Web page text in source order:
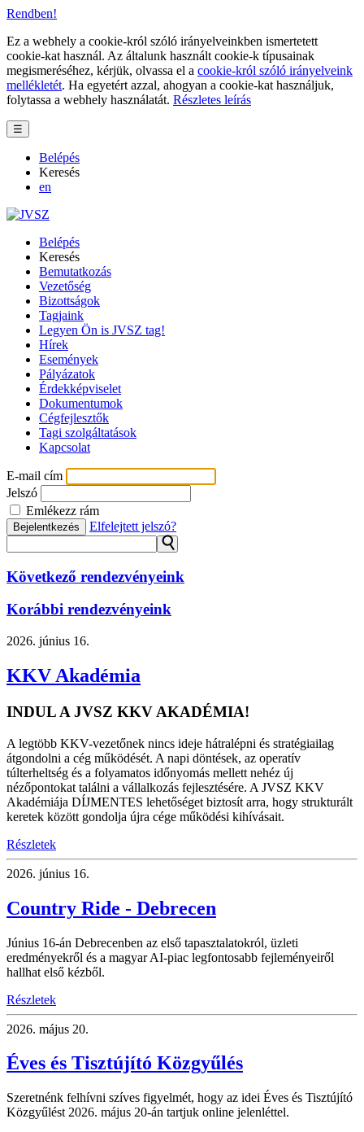
Rendben!
Ez a webhely a cookie-król szóló irányelveinkben ismertetett
cookie-kat használ. Az általunk használt cookie-k típusainak
megismeréséhez, kérjük, olvassa el a cookie-król szóló irányelveink
mellékletét. Ha egyetért azzal, ahogyan a cookie-kat használjuk,
folytassa a webhely használatát. Részletes leírás
☰
Belépés
Keresés
en
Belépés
Keresés
Bemutatkozás
Vezetőség
Bizottságok
Tagjaink
Legyen Ön is JVSZ tag!
Hírek
Események
Pályázatok
Érdekképviselet
Dokumentumok
Cégfejlesztők
Tagi szolgáltatások
Kapcsolat
E-mail cím
Jelszó
Emlékezz rám
Bejelentkezés Elfelejtett jelszó?
⚲
Következő rendezvényeink
Korábbi rendezvényeink
2026. június 16.
KKV Akadémia
INDUL A JVSZ KKV AKADÉMIA!
A legtöbb KKV-vezetőnek nincs ideje hátralépni és stratégiailag
átgondolni a cég működését. A napi döntések, az operatív
túlterheltség és a folyamatos időnyomás mellett nehéz új
nézőpontokat találni a vállalkozás fejlesztésére. A JVSZ KKV
Akadémiája DÍJMENTES lehetőséget biztosít arra, hogy strukturált
keretek között gondolja újra cége működési kihívásait.
Részletek
2026. június 16.
Country Ride - Debrecen
Június 16-án Debrecenben az első tapasztalatokról, üzleti
eredményekről és a magyar AI-piac legfontosabb fejleményeiről
hallhat első kézből.
Részletek
2026. május 20.
Éves és Tisztújító Közgyűlés
Szeretnénk felhívni szíves figyelmét, hogy az idei Éves és Tisztújító
Közgyűlést 2026. május 20-án tartjuk online jelenléttel.